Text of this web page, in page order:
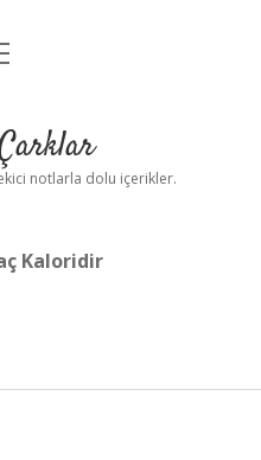
notlarla dolu içerikler.
Kaloridir